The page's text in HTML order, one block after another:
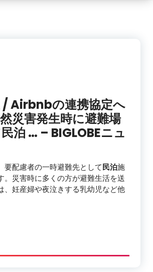
/ Airbnbの連携協定へ
災害発生時に避難場
民泊 … – BIGLOBEニュ
要配慮者の一時避難先として民泊施
。災害時に多くの方が避難生活を送
、妊産婦や夜泣きする乳幼児など他